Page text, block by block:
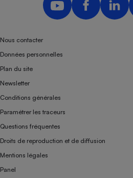
Nous contacter
Données personnelles
Plan du site
Newsletter
Conditions générales
Paramétrer les traceurs
Questions fréquentes
Droits de reproduction et de diffusion
Mentions légales
Panel